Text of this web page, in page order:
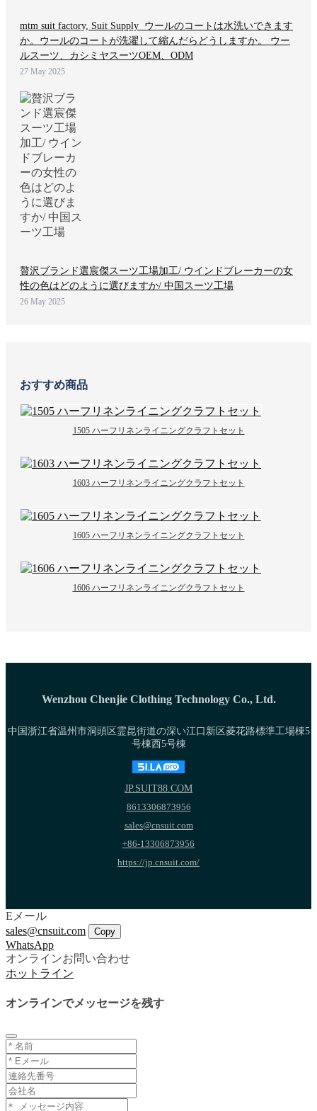
mtm suit factory, Suit Supply ウールのコートは水洗いできます
か。ウールのコートが洗濯して縮んだらどうしますか。 ウー
ルスーツ、カシミヤスーツOEM、ODM
27 May 2025
贅沢ブランド選宸傑スーツ工場加工/ ウインドブレーカーの女
性の色はどのように選びますか/ 中国スーツ工場
26 May 2025
おすすめ商品
1505 ハーフリネンライニングクラフトセット
1603 ハーフリネンライニングクラフトセット
1605 ハーフリネンライニングクラフトセット
1606 ハーフリネンライニングクラフトセット
Wenzhou Chenjie Clothing Technology Co., Ltd.
中国浙江省温州市洞頭区霊昆街道の深い江口新区菱花路標準工場棟5
号棟西5号棟
JP.SUIT88.COM
8613306873956
sales@cnsuit.com
+86-13306873956
https://jp.cnsuit.com/
Eメール
sales@cnsuit.com
Copy
WhatsApp
オンラインお問い合わせ
ホットライン
オンラインでメッセージを残す